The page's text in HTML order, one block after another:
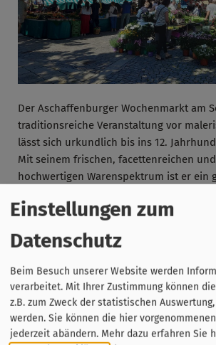
Der Aschaffenburger Wochenmarkt am
traditionsreiche Veranstaltung vor
lässt sich urkundlich bis ins 12.
Mit seinem frischen, facettenreichen
hochwertigen Warenspektrum ist er ein
Samstag statt. Die Marktzeit beginnt um
Ihre Waren anbieten. In der Kernzeit von
bereit. Je nach Saison bietet der Markt
Sortiment an Produkten: Obst, Gemüse,
Oliven, Blumen, Pflanzen, Gestecke,
Bio-Produkte, Süßwasser- und
Einstellungen zum
Datenschutz
Beim Besuch unserer Website werden
verarbeitet. Mit Ihrer Zustimmung können
z.B. zum Zweck der statistischen
werden. Sie können die hier
jederzeit abändern. Mehr dazu erfahren Sie